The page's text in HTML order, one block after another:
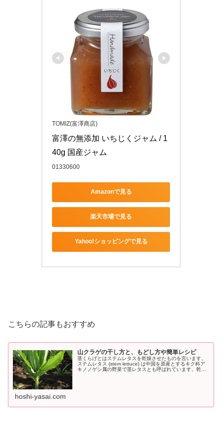
TOMIZ(富澤商店)
富澤の無添加 いちじくジャム / 1
40g 国産ジャム
01330600
Amazonで見る
楽天市場で見る
Yahoo!ショッピングで見る
こちらの記事もおすすめ
山クラゲの干し方と、もどし方や簡単レシピ
茎くらげとはステムレタスを乾燥させたものを言います。
ステムレタス (stem lettuce) は中国を原産とするキク科ア
キノノゲシ属の野菜で茎レタスとも呼ばれています。乾燥
hoshi-yasai.com